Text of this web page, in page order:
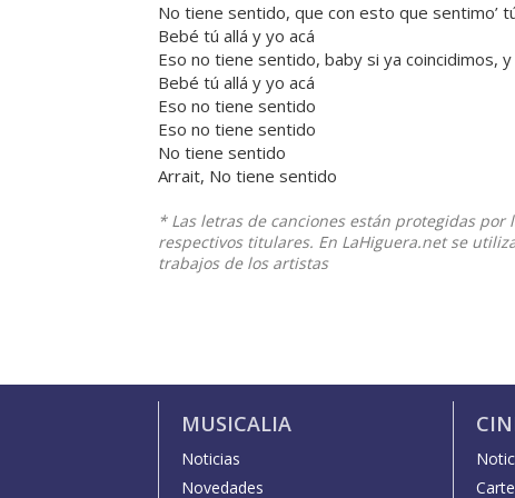
No tiene sentido, que con esto que sentimo’
Bebé tú allá y yo acá
Eso no tiene sentido, baby si ya coincidimos,
Bebé tú allá y yo acá
Eso no tiene sentido
Eso no tiene sentido
No tiene sentido
Arrait, No tiene sentido
* Las letras de canciones están protegidas
respectivos titulares. En LaHiguera.net se
trabajos de los artistas
MUSICALIA
Noticias
Novedades